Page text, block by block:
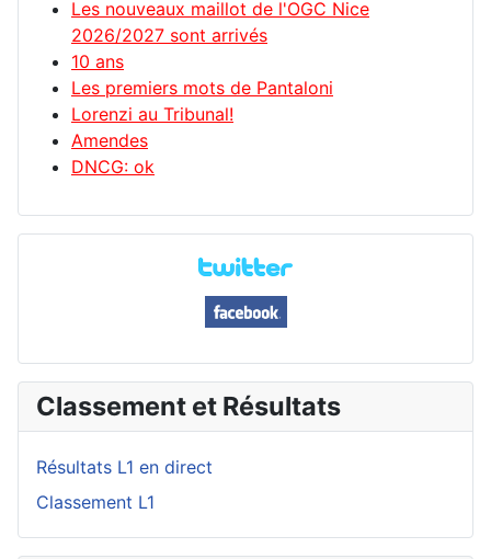
Les nouveaux maillot de l'OGC Nice
2026/2027 sont arrivés
10 ans
Les premiers mots de Pantaloni
Lorenzi au Tribunal!
Amendes
DNCG: ok
Classement et Résultats
Résultats L1 en direct
Classement L1